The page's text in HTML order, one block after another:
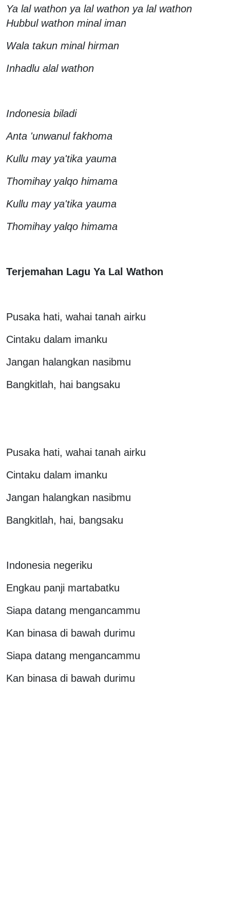
Ya lal wathon ya lal wathon ya lal wathon
Hubbul wathon minal iman
Wala takun minal hirman
Inhadlu alal wathon
Indonesia biladi
Anta 'unwanul fakhoma
Kullu may ya'tika yauma
Thomihay yalqo himama
Kullu may ya'tika yauma
Thomihay yalqo himama
Terjemahan Lagu Ya Lal Wathon
Pusaka hati, wahai tanah airku
Cintaku dalam imanku
Jangan halangkan nasibmu
Bangkitlah, hai bangsaku
Pusaka hati, wahai tanah airku
Cintaku dalam imanku
Jangan halangkan nasibmu
Bangkitlah, hai, bangsaku
Indonesia negeriku
Engkau panji martabatku
Siapa datang mengancammu
Kan binasa di bawah durimu
Siapa datang mengancammu
Kan binasa di bawah durimu